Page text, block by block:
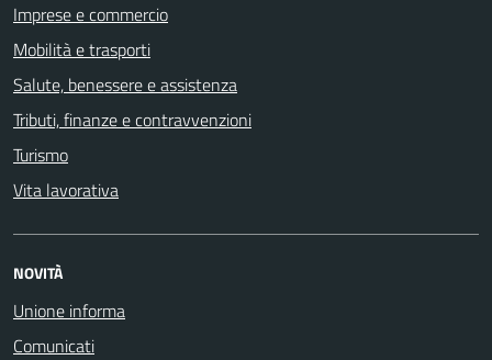
Imprese e commercio
Mobilità e trasporti
Salute, benessere e assistenza
Tributi, finanze e contravvenzioni
Turismo
Vita lavorativa
NOVITÀ
Unione informa
Comunicati